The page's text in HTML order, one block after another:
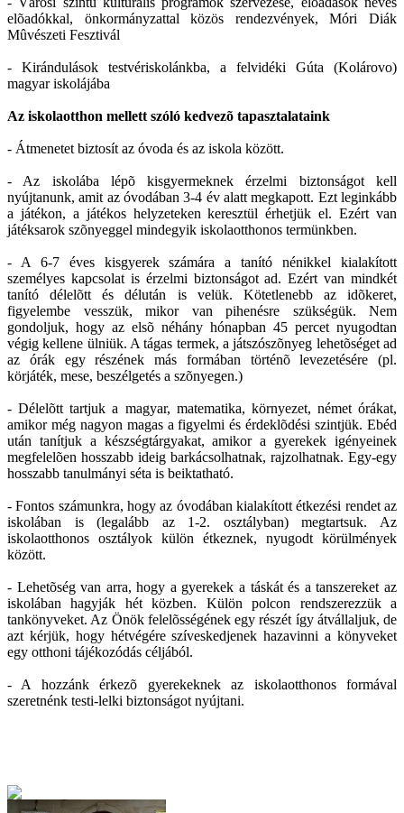
elõadókkal, önkormányzattal közös rendezvények, Móri Diák
Mûvészeti Fesztivál
- Kirándulások testvériskolánkba, a felvidéki Gúta (Kolárovo)
magyar iskolájába
Az iskolaotthon mellett szóló kedvezõ tapasztalataink
- Átmenetet biztosít az óvoda és az iskola között.
- Az iskolába lépõ kisgyermeknek érzelmi biztonságot kell
nyújtanunk, amit az óvodában 3-4 év alatt megkapott. Ezt leginkább
a játékon, a játékos helyzeteken keresztül érhetjük el. Ezért van
játéksarok szõnyeggel mindegyik iskolaotthonos termünkben.
- A 6-7 éves kisgyerek számára a tanító nénikkel kialakított
személyes kapcsolat is érzelmi biztonságot ad. Ezért van mindkét
tanító délelõtt és délután is velük. Kötetlenebb az idõkeret,
figyelembe vesszük, mikor van pihenésre szükségük. Nem
gondoljuk, hogy az elsõ néhány hónapban 45 percet nyugodtan
végig kellene ülniük. A tágas termek, a játszószõnyeg lehetõséget ad
az órák egy részének más formában történõ levezetésére (pl.
körjáték, mese, beszélgetés a szõnyegen.)
- Délelõtt tartjuk a magyar, matematika, környezet, német órákat,
amikor még nagyon magas a figyelmi és érdeklõdési szintjük. Ebéd
után tanítjuk a készségtárgyakat, amikor a gyerekek igényeinek
megfelelõen hosszabb ideig barkácsolhatnak, rajzolhatnak. Egy-egy
hosszabb tanulmányi séta is beiktatható.
- Fontos számunkra, hogy az óvodában kialakított étkezési rendet az
iskolában is (legalább az 1-2. osztályban) megtartsuk. Az
iskolaotthonos osztályok külön étkeznek, nyugodt körülmények
között.
- Lehetõség van arra, hogy a gyerekek a táskát és a tanszereket az
iskolában hagyják hét közben. Külön polcon rendszerezzük a
tankönyveket. Az Önök felelõsségének egy részét így átvállaljuk, de
azt kérjük, hogy hétvégére szíveskedjenek hazavinni a könyveket
egy otthoni tájékozódás céljából.
- A hozzánk érkezõ gyerekeknek az iskolaotthonos formával
szeretnénk testi-lelki biztonságot nyújtani.